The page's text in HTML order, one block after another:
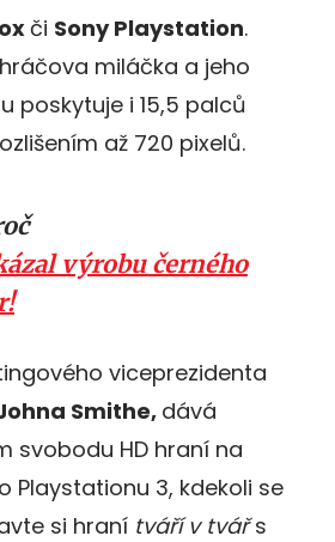
či Sony Playstation.
miláčka a jeho
poskytuje i 15,5 palců
až 720 pixelů.
výrobu černého
viceprezidenta
Smithe, dává
svobodu HD hraní na
Playstationu 3, kdekoli se
si hraní tváří v tvářs